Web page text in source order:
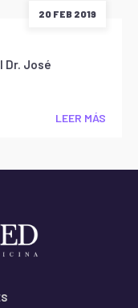
20 FEB 2019
Dr. José
LEER MÁS